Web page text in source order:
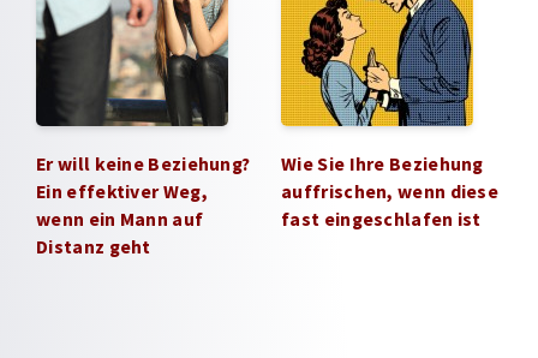
Er will keine Beziehung?
Ein effektiver Weg,
wenn ein Mann auf
Distanz geht
Wie Sie Ihre Beziehung
auffrischen, wenn diese
fast eingeschlafen ist